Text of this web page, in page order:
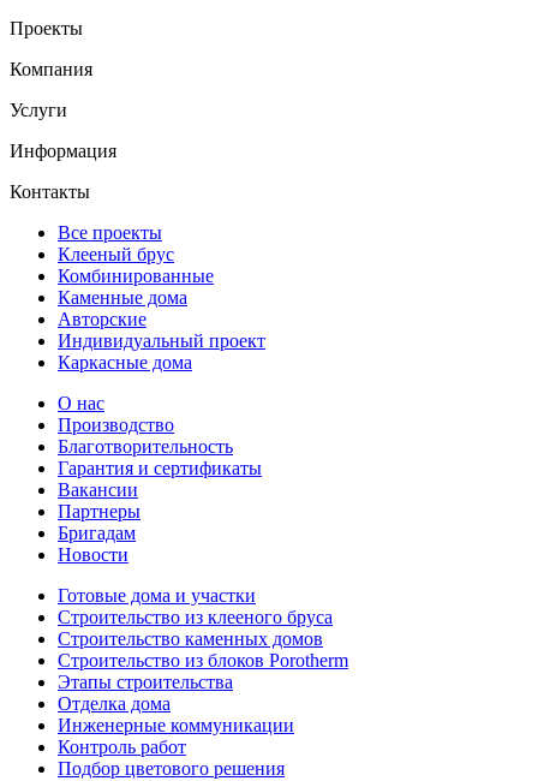
Проекты
Компания
Услуги
Информация
Контакты
Все проекты
Клееный брус
Комбинированные
Каменные дома
Авторские
Индивидуальный проект
Каркасные дома
О нас
Производство
Благотворительность
Гарантия и сертификаты
Вакансии
Партнеры
Бригадам
Новости
Готовые дома и участки
Строительство из клееного бруса
Строительство каменных домов
Строительство из блоков Porotherm
Этапы строительства
Отделка дома
Инженерные коммуникации
Контроль работ
Подбор цветового решения